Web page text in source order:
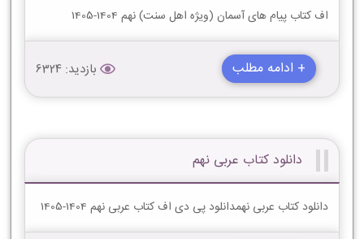
اف کتاب پیام های آسمان (ویژه اهل سنت) نهم 1404-1405
+ ادامه مطلب بازدید: 6324
دانلود کتاب عربی نهم
دانلود کتاب عربی نهمدانلود پی دی اف کتاب عربی نهم 1404-1405